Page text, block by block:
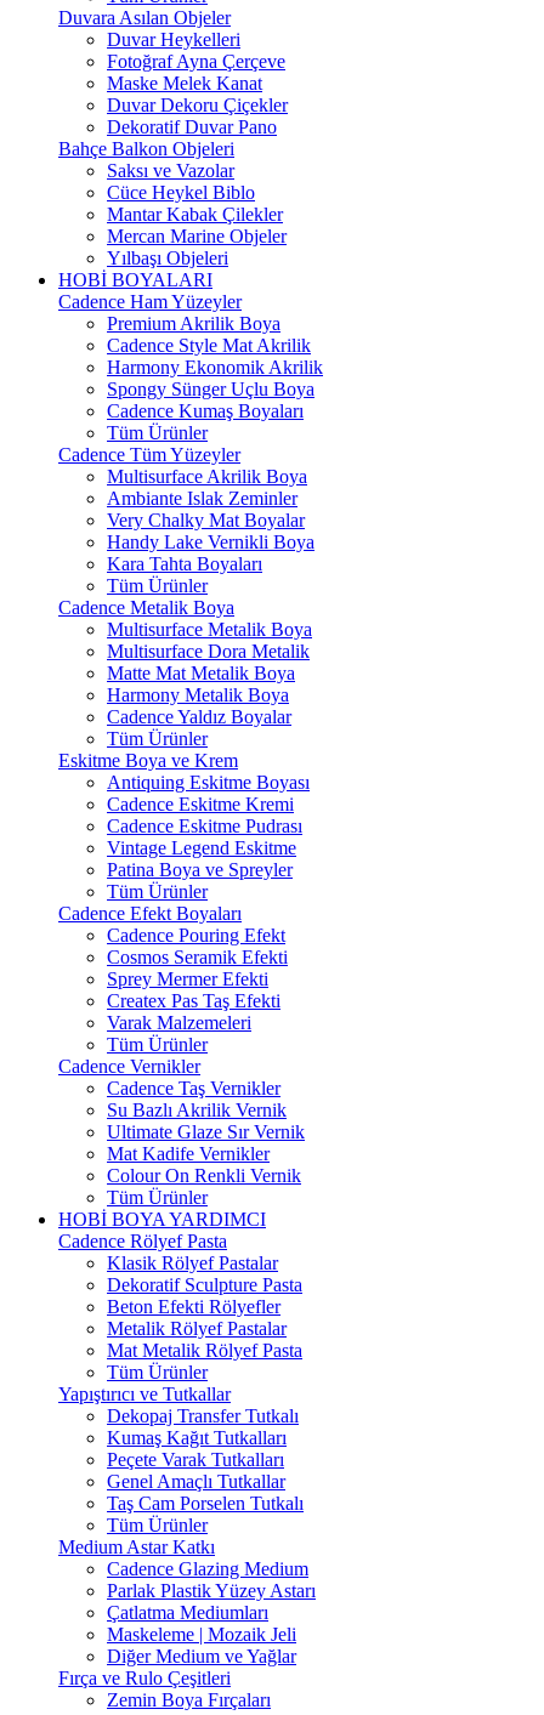
Duvara Asılan Objeler
Duvar Heykelleri
Fotoğraf Ayna Çerçeve
Maske Melek Kanat
Duvar Dekoru Çiçekler
Dekoratif Duvar Pano
Bahçe Balkon Objeleri
Saksı ve Vazolar
Cüce Heykel Biblo
Mantar Kabak Çilekler
Mercan Marine Objeler
Yılbaşı Objeleri
HOBİ BOYALARI
Cadence Ham Yüzeyler
Premium Akrilik Boya
Cadence Style Mat Akrilik
Harmony Ekonomik Akrilik
Spongy Sünger Uçlu Boya
Cadence Kumaş Boyaları
Tüm Ürünler
Cadence Tüm Yüzeyler
Multisurface Akrilik Boya
Ambiante Islak Zeminler
Very Chalky Mat Boyalar
Handy Lake Vernikli Boya
Kara Tahta Boyaları
Tüm Ürünler
Cadence Metalik Boya
Multisurface Metalik Boya
Multisurface Dora Metalik
Matte Mat Metalik Boya
Harmony Metalik Boya
Cadence Yaldız Boyalar
Tüm Ürünler
Eskitme Boya ve Krem
Antiquing Eskitme Boyası
Cadence Eskitme Kremi
Cadence Eskitme Pudrası
Vintage Legend Eskitme
Patina Boya ve Spreyler
Tüm Ürünler
Cadence Efekt Boyaları
Cadence Pouring Efekt
Cosmos Seramik Efekti
Sprey Mermer Efekti
Createx Pas Taş Efekti
Varak Malzemeleri
Tüm Ürünler
Cadence Vernikler
Cadence Taş Vernikler
Su Bazlı Akrilik Vernik
Ultimate Glaze Sır Vernik
Mat Kadife Vernikler
Colour On Renkli Vernik
Tüm Ürünler
HOBİ BOYA YARDIMCI
Cadence Rölyef Pasta
Klasik Rölyef Pastalar
Dekoratif Sculpture Pasta
Beton Efekti Rölyefler
Metalik Rölyef Pastalar
Mat Metalik Rölyef Pasta
Tüm Ürünler
Yapıştırıcı ve Tutkallar
Dekopaj Transfer Tutkalı
Kumaş Kağıt Tutkalları
Peçete Varak Tutkalları
Genel Amaçlı Tutkallar
Taş Cam Porselen Tutkalı
Tüm Ürünler
Medium Astar Katkı
Cadence Glazing Medium
Parlak Plastik Yüzey Astarı
Çatlatma Mediumları
Maskeleme | Mozaik Jeli
Diğer Medium ve Yağlar
Fırça ve Rulo Çeşitleri
Zemin Boya Fırçaları